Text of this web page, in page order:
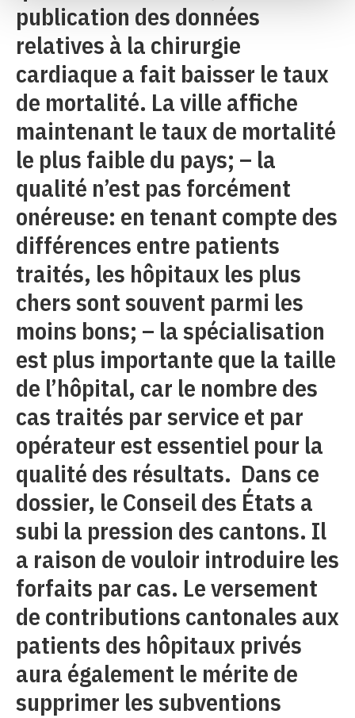
publication des données
relatives à la chirurgie
cardiaque a fait baisser le taux
de mortalité. La ville affiche
maintenant le taux de mortalité
le plus faible du pays; – la
qualité n’est pas forcément
onéreuse: en tenant compte des
différences entre patients
traités, les hôpitaux les plus
chers sont souvent parmi les
moins bons; – la spécialisation
est plus importante que la taille
de l’hôpital, car le nombre des
cas traités par service et par
opérateur est essentiel pour la
qualité des résultats. Dans ce
dossier, le Conseil des États a
subi la pression des cantons. Il
a raison de vouloir introduire les
forfaits par cas. Le versement
de contributions cantonales aux
patients des hôpitaux privés
aura également le mérite de
supprimer les subventions